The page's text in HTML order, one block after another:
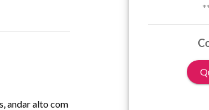
andar alto com